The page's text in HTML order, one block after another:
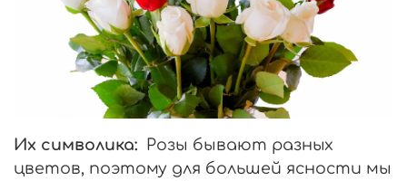
Их символика: Розы бывают разных
цветов, поэтому для большей ясности мы